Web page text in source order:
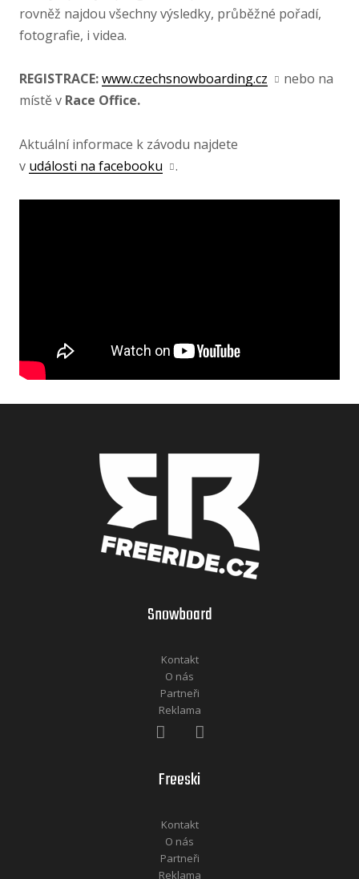
rovněž najdou všechny výsledky, průběžné pořadí,
fotografie, i videa.
REGISTRACE:www.czechsnowboarding.cz
nebo na
místě v Race Office.
Aktuální informace k závodu najdete
v události na facebooku .
Snowboard
Kontakt
O nás
Partneři
Reklama
Freeski
Kontakt
O nás
Partneři
Reklama